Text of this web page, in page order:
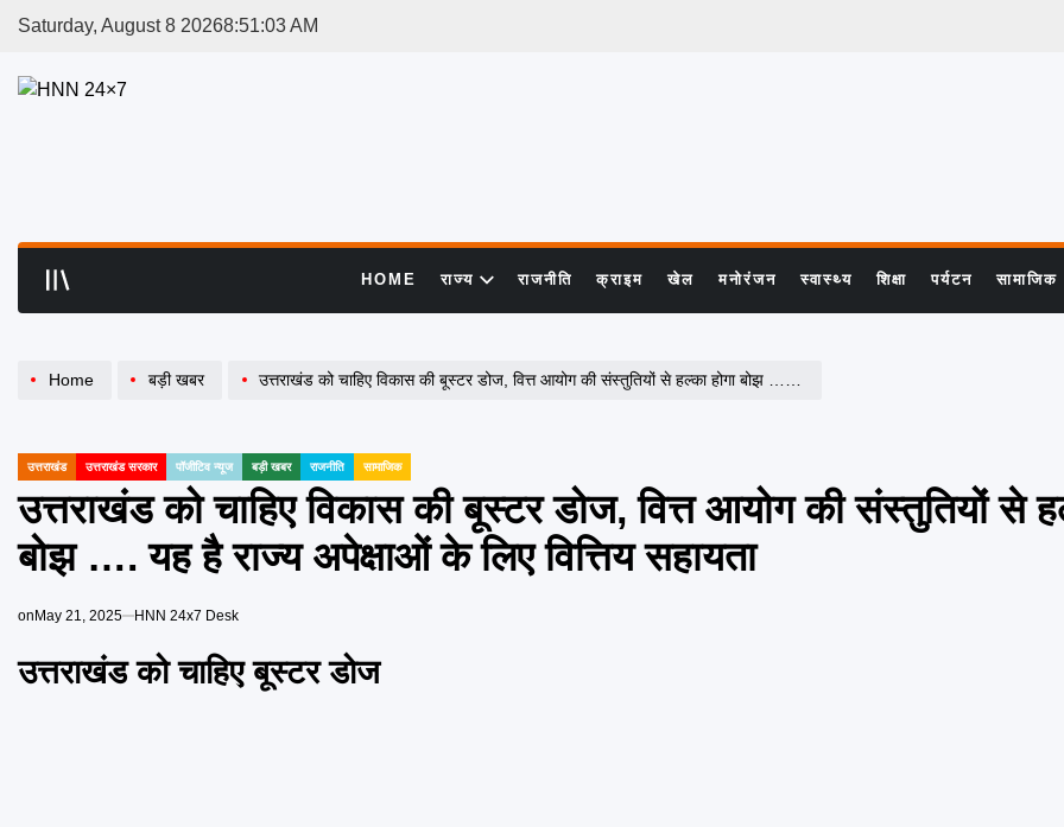
Saturday, August 8 20268:51:03AM
HOME राज्य राजनीति क्राइम खेल मनोरंजन स्वास्थ्य शिक्षा पर्यटन सामाजिक
Home बड़ी खबर उत्तराखंड को चाहिए विकास की बूस्टर डोज, वित्त आयोग की संस्तुतियों से हल्का होगा बोझ …. यह है राज्य अपेक्षाओं के लिए वित्तिय सहायता
POSTED
उत्तराखंड उत्तराखंड सरकार पॉजीटिव न्यूज बड़ी खबर राजनीति सामाजिक
उत्तराखंड को चाहिए विकास की बूस्टर डोज, वित्त आयोग की संस्तुतियों से
बोझ …. यह है राज्य अपेक्षाओं के लिए वित्तिय सहायता
onMay 21, 2025 HNN 24x7 Desk
उत्तराखंड को चाहिए बूस्टर डोज